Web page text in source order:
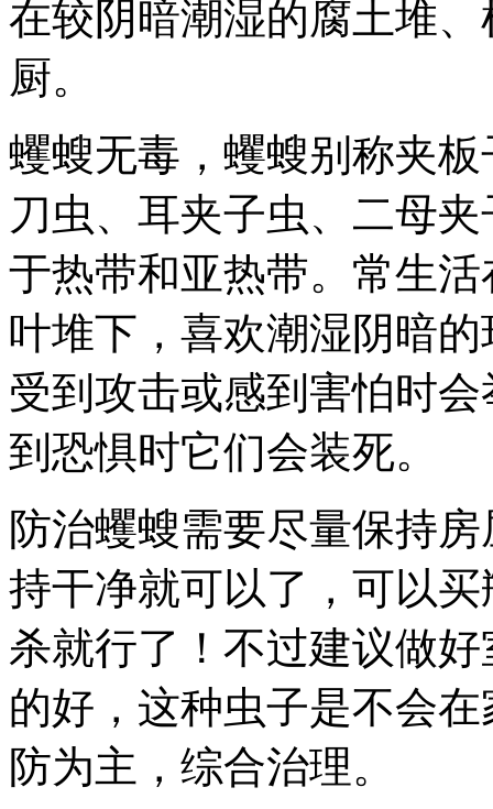
在较阴暗潮湿的腐土堆
厨。
蠼螋无毒，蠼螋别称夹
刀虫、耳夹子虫、二母
于热带和亚热带。常生
叶堆下，喜欢潮湿阴暗
受到攻击或感到害怕时
到恐惧时它们会装死。
防治蠼螋需要尽量保持
持干净就可以了，可以
杀就行了！不过建议做
的好，这种虫子是不会
防为主，综合治理。